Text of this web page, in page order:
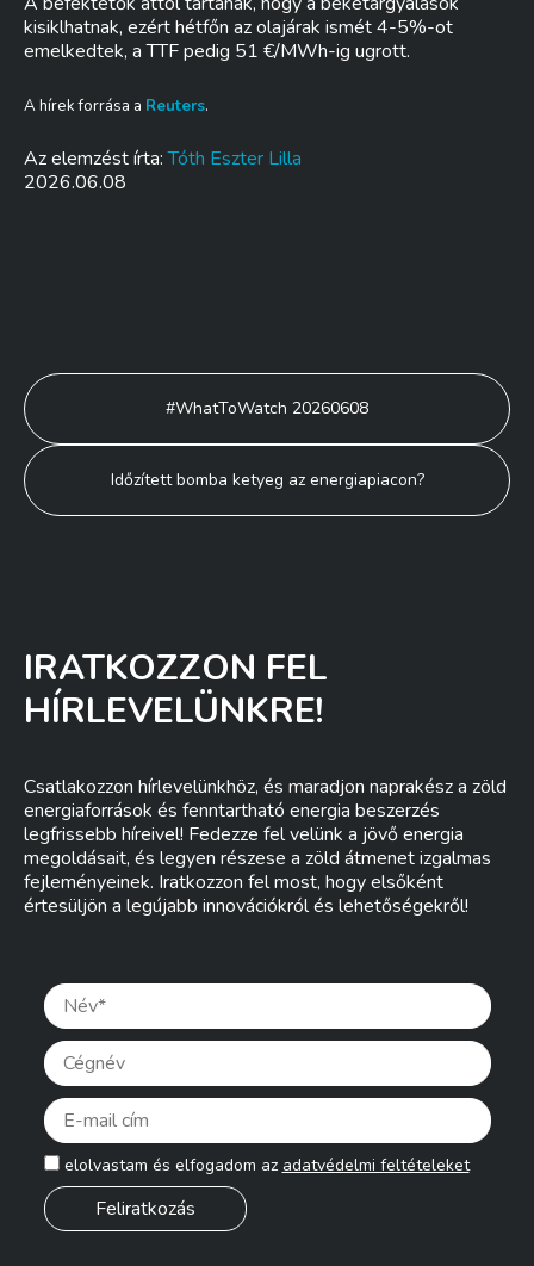
kisiklhatnak, ezért hétfőn az olajárak ismét 4-5%-ot
emelkedtek, a TTF pedig 51 €/MWh-ig ugrott.
A hírek forrása a Reuters.
Az elemzést írta:Tóth Eszter Lilla
2026.06.08
Bejegyzés
navigáció
#WhatToWatch 20260608
Időzített bomba ketyeg az energiapiacon?
IRATKOZZON FEL
HÍRLEVELÜNKRE!
Csatlakozzon hírlevelünkhöz, és maradjon naprakész a zöld
energiaforrások és fenntartható energia beszerzés
legfrissebb híreivel! Fedezze fel velünk a jövő energia
megoldásait, és legyen részese a zöld átmenet izgalmas
fejleményeinek. Iratkozzon fel most, hogy elsőként
értesüljön a legújabb innovációkról és lehetőségekről!
elolvastam és elfogadom az adatvédelmi feltételeket